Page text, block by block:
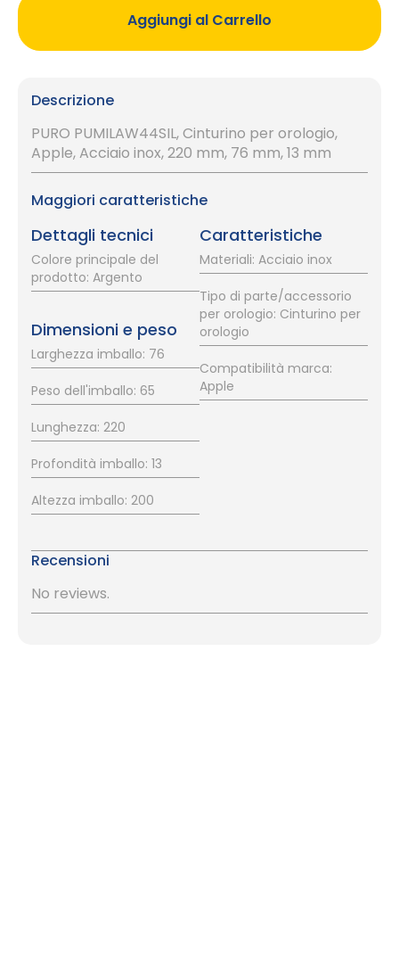
Aggiungi al Carrello
Descrizione
PURO PUMILAW44SIL, Cinturino per orologio,
Apple, Acciaio inox, 220 mm, 76 mm, 13 mm
Maggiori caratteristiche
Dettagli tecnici
Colore principale del
prodotto: Argento
Dimensioni e peso
Larghezza imballo: 76
Peso dell'imballo: 65
Lunghezza: 220
Profondità imballo: 13
Altezza imballo: 200
Caratteristiche
Materiali: Acciaio inox
Tipo di parte/accessorio
per orologio: Cinturino per
orologio
Compatibilità marca:
Apple
Recensioni
No reviews.